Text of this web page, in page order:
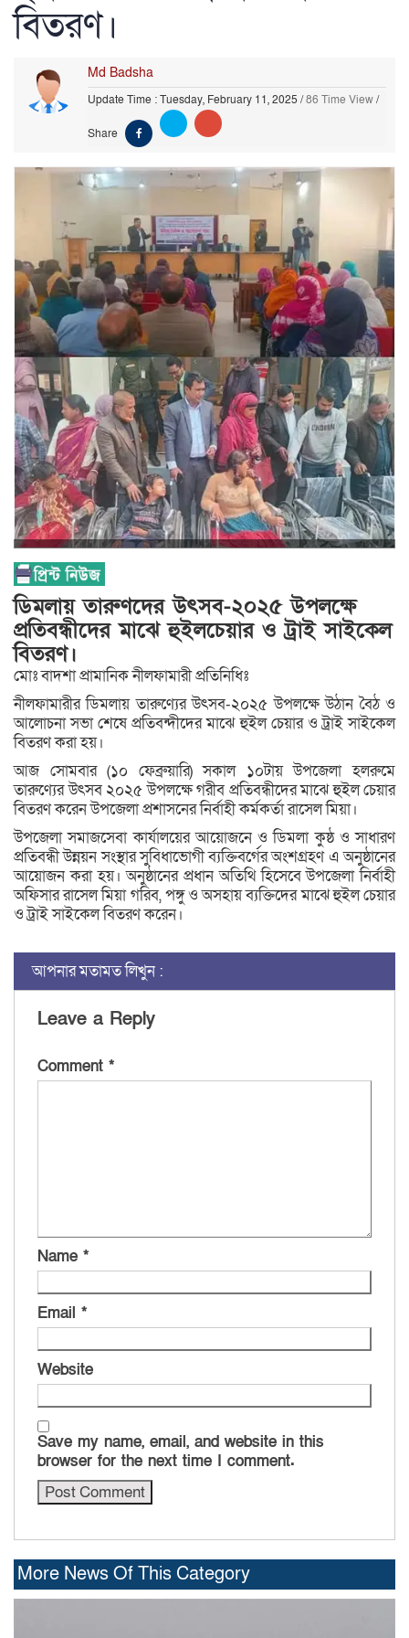
বিতরণ।
Md Badsha
Update Time : Tuesday, February 11, 2025 /86 Time View/
Share
ডিমলায় তারুণদের উৎসব-২০২৫ উপলক্ষে
প্রতিবন্ধীদের মাঝে হুইলচেয়ার ও ট্রাই সাইকেল
বিতরণ।
মোঃ বাদশা প্রামানিক নীলফামারী প্রতিনিধিঃ
নীলফামারীর ডিমলায় তারুণ্যের উৎসব-২০২৫ উপলক্ষে উঠান বৈঠ ও
আলোচনা সভা শেষে প্রতিবন্দীদের মাঝে হুইল চেয়ার ও ট্রাই সাইকেল
বিতরণ করা হয়।
আজ সোমবার (১০ ফেব্রুয়ারি) সকাল ১০টায় উপজেলা হলরুমে
তারুণ্যের উৎসব ২০২৫ উপলক্ষে গরীব প্রতিবন্ধীদের মাঝে হুইল চেয়ার
বিতরণ করেন উপজেলা প্রশাসনের নির্বাহী কর্মকর্তা রাসেল মিয়া।
উপজেলা সমাজসেবা কার্যালয়ের আয়োজনে ও ডিমলা কুষ্ঠ ও সাধারণ
প্রতিবন্ধী উন্নয়ন সংস্থার সুবিধাভোগী ব্যক্তিবর্গের অংশগ্রহণ এ অনুষ্ঠানের
আয়োজন করা হয়। অনুষ্ঠানের প্রধান অতিথি হিসেবে উপজেলা নির্বাহী
অফিসার রাসেল মিয়া গরিব, পঙ্গু ও অসহায় ব্যক্তিদের মাঝে হুইল চেয়ার
ও ট্রাই সাইকেল বিতরণ করেন।
আপনার মতামত লিখুন :
Leave a Reply
Comment *
Name *
Email *
Website
Save my name, email, and website in this
browser for the next time I comment.
More News Of This Category